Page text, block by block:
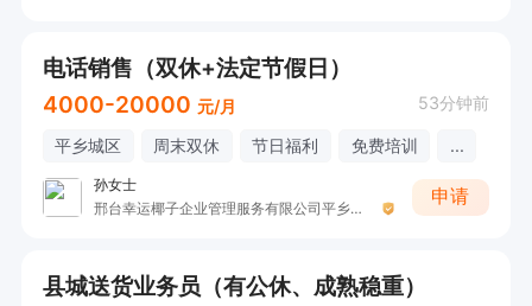
电话销售（双休+法定节假日）
4000-20000 元/月 53分钟前
平乡城区 周末双休 节日福利 免费培训 ...
孙女士
邢台幸运椰子企业管理服务有限公司平乡县分公司
申请
县城送货业务员（有公休、成熟稳重）